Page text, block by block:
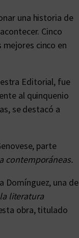
una historia de
Cinco
cinco en
Editorial, fue
al quinquenio
se destacó a
parte
contemporáneas.
Domínguez, una de
literatura
obra, titulado